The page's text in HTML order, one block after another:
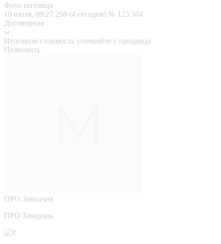
Фото питомца
10 июля, 09:27 298 (4 сегодня) № 123 364
Договорная
Итоговую стоимость уточняйте у продавца
Позвонить
ПРО Заводчик
ПРО Заводчик